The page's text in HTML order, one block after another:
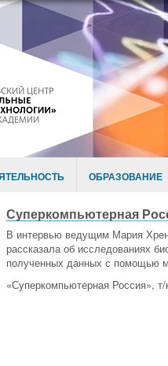
ОБРАЗОВАНИЕ
Суперкомпьютерная
В интервью ведущим Мария
рассказала об исследованиях
полученных данных с помощью
«Суперкомпьютерная